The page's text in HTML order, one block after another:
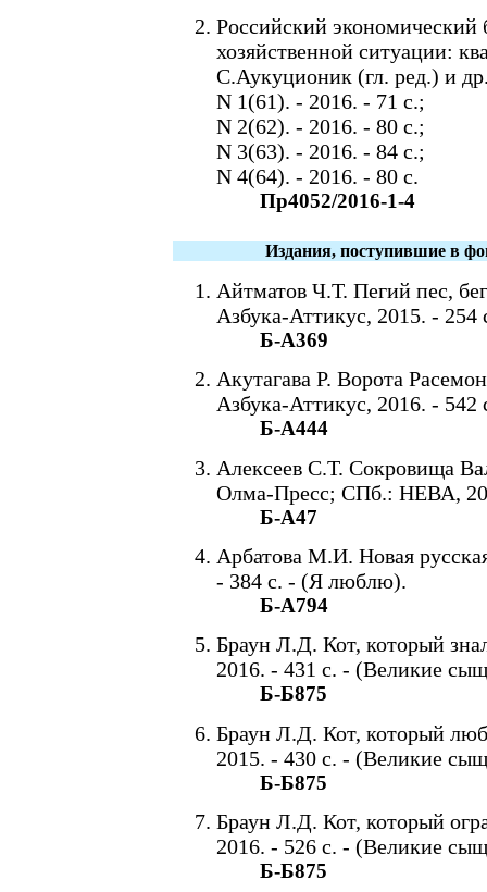
Российский экономический
хозяйственной ситуации:
С.Аукуционик (гл. ред.)
N 1(61). - 2016. - 71 с.;
N 2(62). - 2016. - 80 с.;
N 3(63). - 2016. - 84 с.;
N 4(64). - 2016. - 80 с.
Пр4052/2016-1-4
Издания, поступившие в
Айтматов Ч.Т. Пегий пес,
Азбука-Аттикус, 2015. - 254
Б-А369
Акутагава Р. Ворота
Азбука-Аттикус, 2016. - 542
Б-А444
Алексеев С.Т. Сокровища
Олма-Пресс; СПб.: НЕВА,
Б-А47
Арбатова М.И. Новая
- 384 с. - (Я люблю).
Б-А794
Браун Л.Д. Кот, который
2016. - 431 с. - (Великие
Б-Б875
Браун Л.Д. Кот, который
2015. - 430 с. - (Великие
Б-Б875
Браун Л.Д. Кот, который
2016. - 526 с. - (Великие
Б-Б875